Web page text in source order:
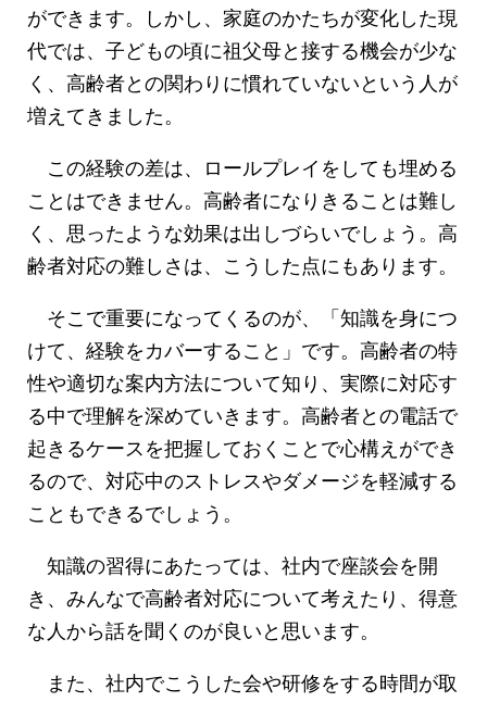
ができます。しかし、家庭のかたちが変化した現
代では、子どもの頃に祖父母と接する機会が少な
く、高齢者との関わりに慣れていないという人が
増えてきました。
この経験の差は、ロールプレイをしても埋める
ことはできません。高齢者になりきることは難し
く、思ったような効果は出しづらいでしょう。高
齢者対応の難しさは、こうした点にもあります。
そこで重要になってくるのが、「知識を身につ
けて、経験をカバーすること」です。高齢者の特
性や適切な案内方法について知り、実際に対応す
る中で理解を深めていきます。高齢者との電話で
起きるケースを把握しておくことで心構えができ
るので、対応中のストレスやダメージを軽減する
こともできるでしょう。
知識の習得にあたっては、社内で座談会を開
き、みんなで高齢者対応について考えたり、得意
な人から話を聞くのが良いと思います。
また、社内でこうした会や研修をする時間が取